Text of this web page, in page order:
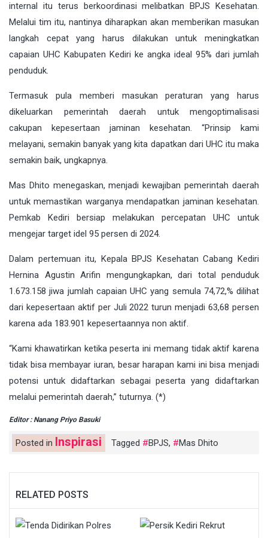
internal itu terus berkoordinasi melibatkan BPJS Kesehatan.
Melalui tim itu, nantinya diharapkan akan memberikan masukan
langkah cepat yang harus dilakukan untuk meningkatkan
capaian UHC Kabupaten Kediri ke angka ideal 95% dari jumlah
penduduk.
Termasuk pula memberi masukan peraturan yang harus
dikeluarkan pemerintah daerah untuk mengoptimalisasi
cakupan kepesertaan jaminan kesehatan. “Prinsip kami
melayani, semakin banyak yang kita dapatkan dari UHC itu maka
semakin baik, ungkapnya.
Mas Dhito menegaskan, menjadi kewajiban pemerintah daerah
untuk memastikan warganya mendapatkan jaminan kesehatan.
Pemkab Kediri bersiap melakukan percepatan UHC untuk
mengejar target idel 95 persen di 2024.
Dalam pertemuan itu, Kepala BPJS Kesehatan Cabang Kediri
Hernina Agustin Arifin mengungkapkan, dari total penduduk
1.673.158 jiwa jumlah capaian UHC yang semula 74,72,% dilihat
dari kepesertaan aktif per Juli 2022 turun menjadi 63,68 persen
karena ada 183.901 kepesertaannya non aktif.
“Kami khawatirkan ketika peserta ini memang tidak aktif karena
tidak bisa membayar iuran, besar harapan kami ini bisa menjadi
potensi untuk didaftarkan sebagai peserta yang didaftarkan
melalui pemerintah daerah,” tuturnya. (*)
Editor : Nanang Priyo Basuki
Posted in Inspirasi Tagged BPJS, Mas Dhito
RELATED POSTS